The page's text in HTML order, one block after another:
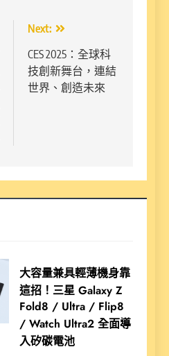
Next:
CES 2025：全球科
技創新舞台，連結
世界、創造未來
大容量兼具輕薄機身靠
這招！三星 Galaxy Z
Fold8 / Ultra / Flip8
/ Watch Ultra2 全面導
入矽碳電池